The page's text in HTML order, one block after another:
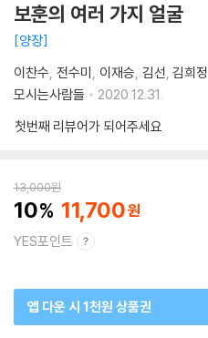
보훈의 여러 가지 얼굴
양장
이찬수 전수미 이재승 김선 김희정
모시는사람들
2020.12.31.
첫번째 리뷰어가 되어주세요
13,000원
10 11,700
YES포인트
앱 다운 시 1천원 상품권